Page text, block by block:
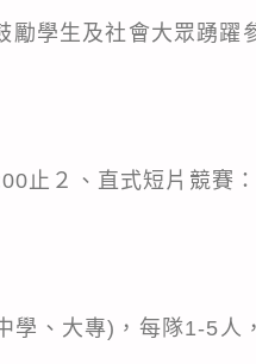
勵學生及社會大眾踴躍
止２、直式短片競賽
學、大專)，每隊1-5人